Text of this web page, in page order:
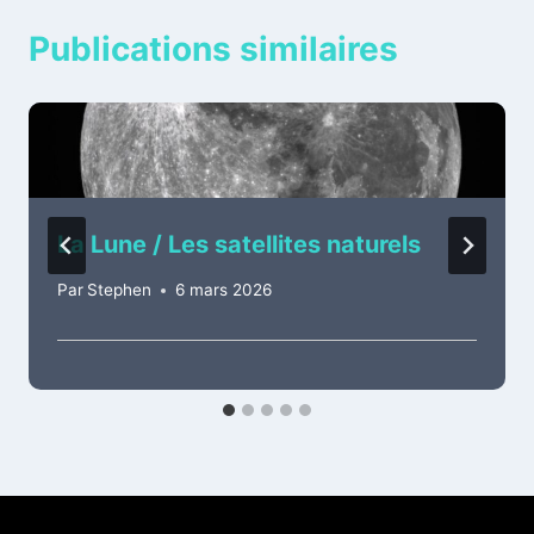
Publications similaires
La Lune / Les satellites naturels
Par Stephen 6 mars 2026